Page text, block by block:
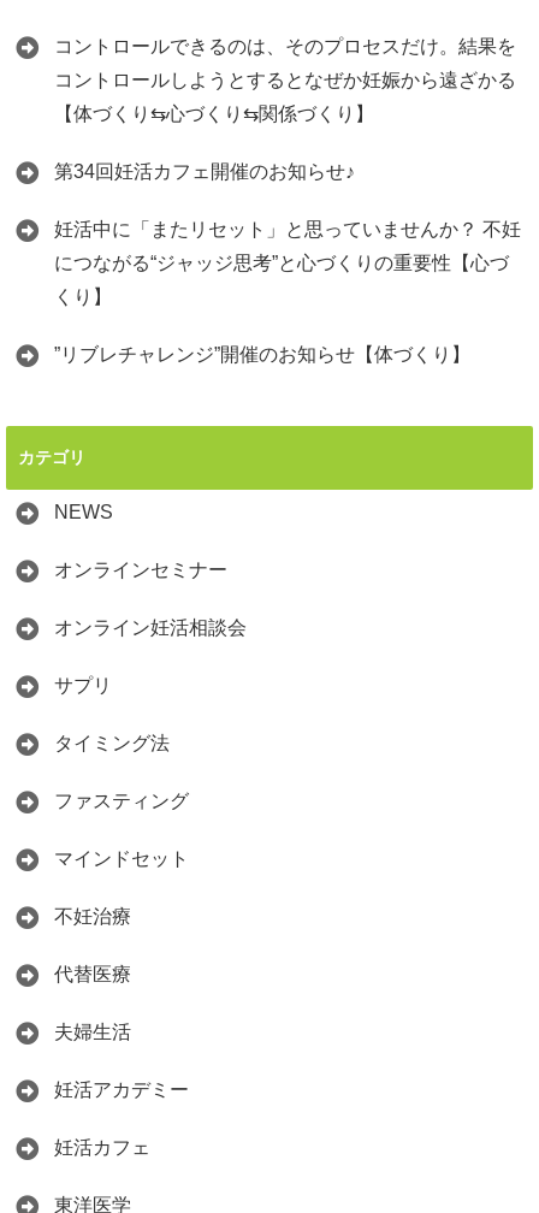
コントロールできるのは、そのプロセスだけ。結果を
コントロールしようとするとなぜか妊娠から遠ざかる
【体づくり⇆心づくり⇆関係づくり】
第34回妊活カフェ開催のお知らせ♪
妊活中に「またリセット」と思っていませんか？ 不妊
につながる“ジャッジ思考”と心づくりの重要性【心づ
くり】
”リブレチャレンジ”開催のお知らせ【体づくり】
カテゴリ
NEWS
オンラインセミナー
オンライン妊活相談会
サプリ
タイミング法
ファスティング
マインドセット
不妊治療
代替医療
夫婦生活
妊活アカデミー
妊活カフェ
東洋医学